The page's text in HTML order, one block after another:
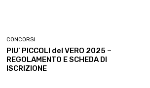
CONCORSI
PIU’ PICCOLI del VERO 2025 –
REGOLAMENTO E SCHEDA DI
ISCRIZIONE